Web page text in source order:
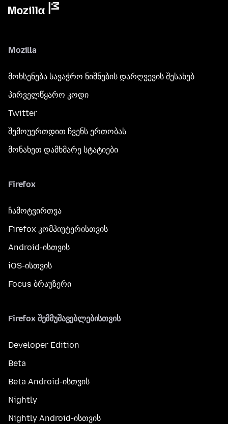
Mozilla
მოხსენება სავაჭრო ნიშნების დარღვევის შესახებ
პირველწყარო კოდი
Twitter
შემოუერთდით ჩვენს ერთობას
მონახეთ დამხმარე სტატიები
Firefox
ჩამოტვირთვა
Firefox კომპიუტერისთვის
Android-ისთვის
iOS-ისთვის
Focus ბრაუზერი
Firefox შემმუშავებლებისთვის
Developer Edition
Beta
Beta Android-ისთვის
Nightly
Nightly Android-ისთვის